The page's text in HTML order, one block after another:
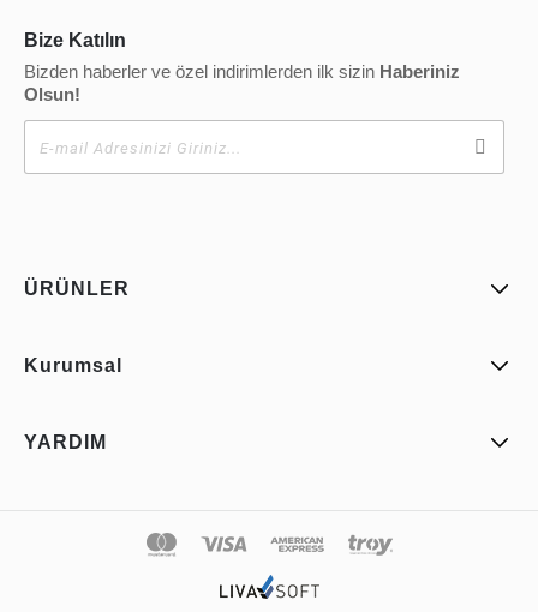
Bize Katılın
Bizden haberler ve özel indirimlerden ilk sizin Haberiniz
Olsun!
ÜRÜNLER
Kurumsal
YARDIM